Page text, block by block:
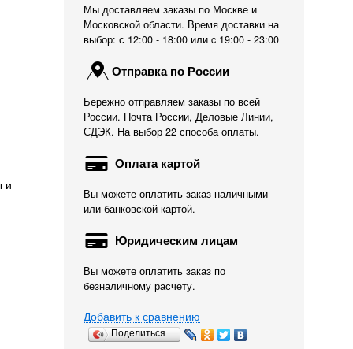
Мы доставляем заказы по Москве и
Московской области. Время доставки на
выбор: с 12:00 - 18:00 или c 19:00 - 23:00
Отправка по России
Бережно отправляем заказы по всей
России. Почта России, Деловые Линии,
СДЭК. На выбор 22 способа оплаты.
Оплата картой
Вы можете оплатить заказ наличными
или банковской картой.
Юридическим лицам
Вы можете оплатить заказ по
безналичному расчету.
Добавить к сравнению
Поделиться…
и